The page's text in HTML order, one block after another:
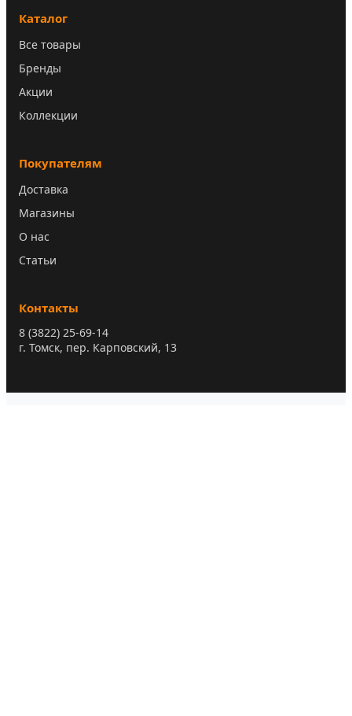
Каталог
Все товары
Бренды
Акции
Коллекции
Покупателям
Доставка
Магазины
О нас
Статьи
Контакты
8 (3822) 25-69-14
г. Томск, пер. Карповский, 13